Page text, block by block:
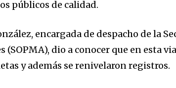
públicos de calidad.
encargada de despacho de la
(SOPMA), dio a conocer que en esta
y además se renivelaron registros.